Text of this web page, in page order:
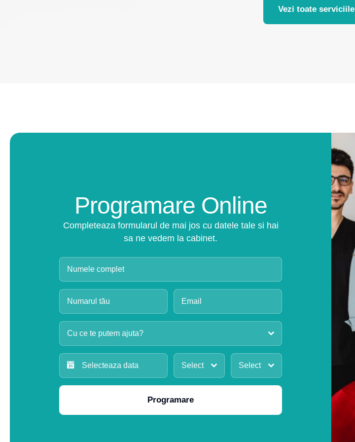
Vezi toate serviciile
Programare Online
Completeaza formularul de mai jos cu datele tale si hai
sa ne vedem la cabinet.
Cu ce te putem ajuta?
Select Select
Programare